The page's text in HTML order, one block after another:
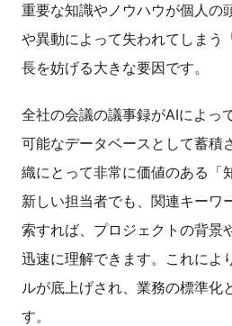
重要な知識やノウハウが個人の
や異動によって失われてしまう
長を妨げる大きな要因です。
全社の会議の議事録がAIによっ
可能なデータベースとして蓄積
織にとって非常に価値のある「
新しい担当者でも、関連キーワ
索すれば、プロジェクトの背景
迅速に理解できます。これによ
ルが底上げされ、業務の標準化
す。